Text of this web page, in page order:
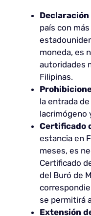
país con
moneda, es
autoridades
Filipinas.
la entrada
lacrimógeno
Certificado
estancia en
meses, es
Certificado
del Buró de
se permitirá
Extensión